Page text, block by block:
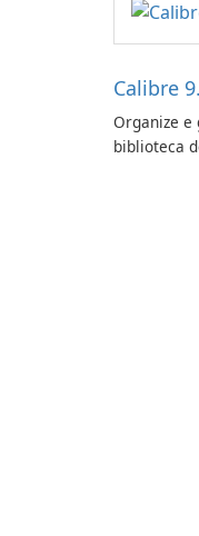
Calibre
Organize e
biblioteca